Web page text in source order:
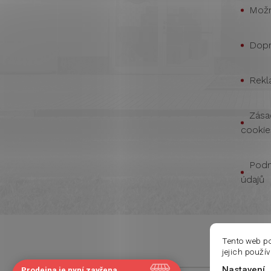
Tento web
jejich
údajů